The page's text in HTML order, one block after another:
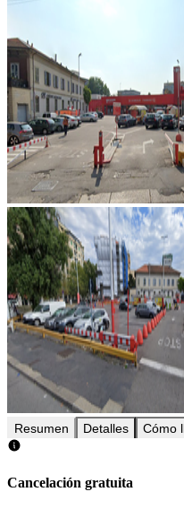
Resumen Detalles Cómo
Cancelación gratuita